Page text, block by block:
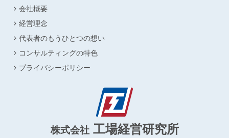
会社概要
経営理念
代表者のもうひとつの想い
コンサルティングの特色
プライバシーポリシー
株式会社工場経営研究所